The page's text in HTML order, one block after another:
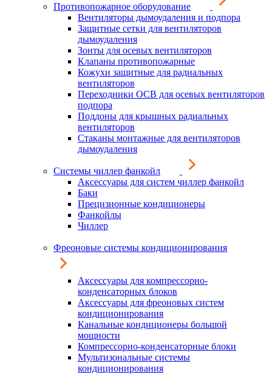
Противопожарное оборудование
Вентиляторы дымоудаления и подпора
Защитные сетки для вентиляторов
дымоудаления
Зонты для осевых вентиляторов
Клапаны противопожарные
Кожухи защитные для радиальных
вентиляторов
Переходники ОСВ для осевых вентиляторов
подпора
Поддоны для крышных радиальных
вентиляторов
Стаканы монтажные для вентиляторов
дымоудаления
Системы чиллер фанкойл
Аксессуары для систем чиллер фанкойл
Баки
Прецизионные кондиционеры
Фанкойлы
Чиллер
Фреоновые системы кондиционирования
Аксессуары для компрессорно-
конденсаторных блоков
Аксессуары для фреоновых систем
кондиционирования
Канальные кондиционеры большой
мощности
Компрессорно-конденсаторные блоки
Мультизональные системы
кондиционирования